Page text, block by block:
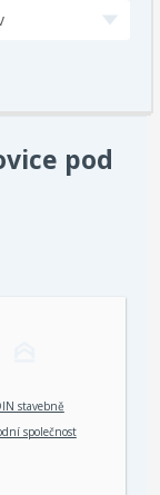
pod
stavebně
společnost